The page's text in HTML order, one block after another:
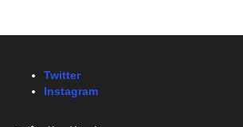
Twitter
Instagram